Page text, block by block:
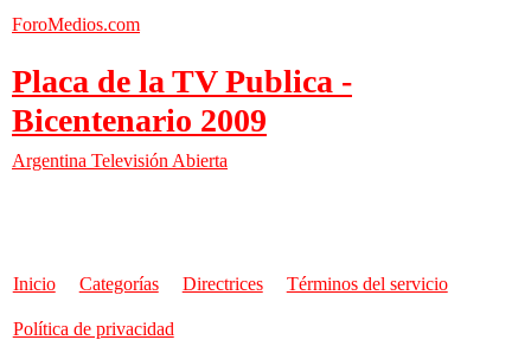
ForoMedios.com
Placa de la TV Publica -
Bicentenario 2009
Argentina Televisión Abierta
Inicio Categorías Directrices Términos del servicio
Política de privacidad